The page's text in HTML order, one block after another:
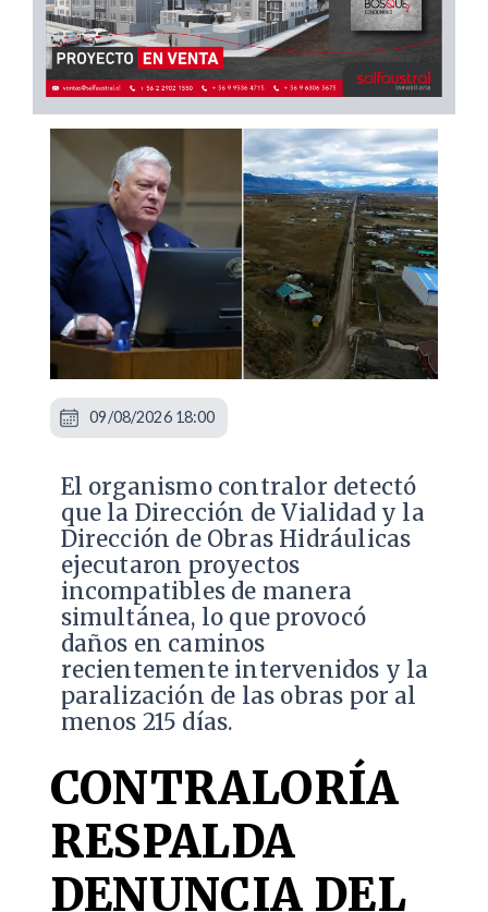
El organismo contralor detectó
que la Dirección de Vialidad y la
Dirección de Obras Hidráulicas
ejecutaron proyectos
incompatibles de manera
simultánea, lo que provocó
daños en caminos
recientemente intervenidos y la
paralización de las obras por al
menos 215 días.
CONTRALORÍA
RESPALDA
DENUNCIA DEL
09/08/2026 18:00